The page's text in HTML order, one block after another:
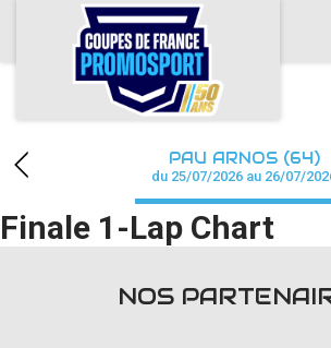
ACCUEIL
ACTUS
CALENDRIER
CHAMPIONNAT
RÉSULTATS
PAU ARNOS (64)
du 25/07/2026 au 26/07/
Finale 1-Lap Chart
NOS